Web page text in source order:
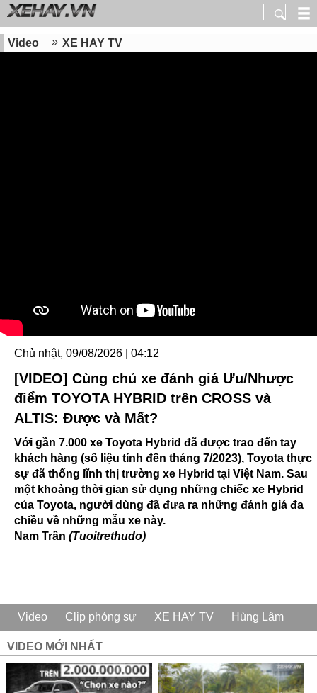
Video XE HAY TV
Chủ nhật, 09/08/2026 | 04:12
[VIDEO] Cùng chủ xe đánh giá Ưu/Nhược
điểm TOYOTA HYBRID trên CROSS và
ALTIS: Được và Mất?
Với gần 7.000 xe Toyota Hybrid đã được trao đến tay
khách hàng (số liệu tính đến tháng 7/2023), Toyota thực
sự đã thống lĩnh thị trường xe Hybrid tại Việt Nam. Sau
một khoảng thời gian sử dụng những chiếc xe Hybrid
của Toyota, người dùng đã đưa ra những đánh giá đa
chiều về những mẫu xe này.
Nam Trần (Tuoitrethudo)
Video Clip phóng sự XE HAY TV Hùng Lâm
VIDEO MỚI NHẤT